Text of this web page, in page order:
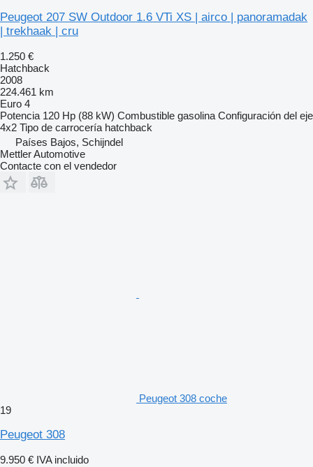
Peugeot 207 SW Outdoor 1.6 VTi XS | airco | panoramadak
| trekhaak | cru
1.250 €
Hatchback
2008
224.461 km
Euro 4
Potencia 120 Hp (88 kW) Combustible gasolina Configuración del eje
4x2 Tipo de carrocería hatchback
Países Bajos, Schijndel
Mettler Automotive
Contacte con el vendedor
Peugeot 308 coche
19
Peugeot 308
9.950 € IVA incluido